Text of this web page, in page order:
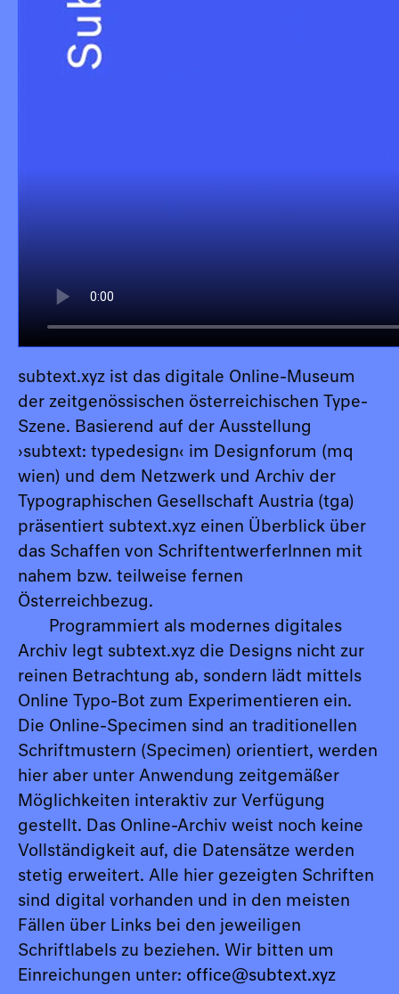
subtext.xyz ist das digitale Online-Museum
der zeitgenössischen österreichischen Type-
Szene. Basierend auf der Ausstellung
›subtext: typedesign‹ im Designforum (mq
wien) und dem Netzwerk und Archiv der
Typographischen Gesellschaft Austria (tga)
präsentiert subtext.xyz einen Überblick über
das Schaffen von SchriftentwerferInnen mit
nahem bzw. teilweise fernen
Österreichbezug.
Programmiert als modernes digitales
Archiv legt subtext.xyz die Designs nicht zur
reinen Betrachtung ab, sondern lädt mittels
Online Typo-Bot zum Experimentieren ein.
Die Online-Specimen sind an traditionellen
Schriftmustern (Specimen) orientiert, werden
hier aber unter Anwendung zeitgemäßer
Möglichkeiten interaktiv zur Verfügung
gestellt. Das Online-Archiv weist noch keine
Vollständigkeit auf, die Datensätze werden
stetig erweitert. Alle hier gezeigten Schriften
sind digital vorhanden und in den meisten
Fällen über Links bei den jeweiligen
Schriftlabels zu beziehen. Wir bitten um
Einreichungen unter: office@subtext.xyz